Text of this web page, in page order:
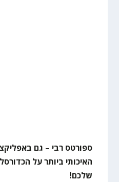
ספורטס רבי – גם
האיכותי ביותר על
שלכם!